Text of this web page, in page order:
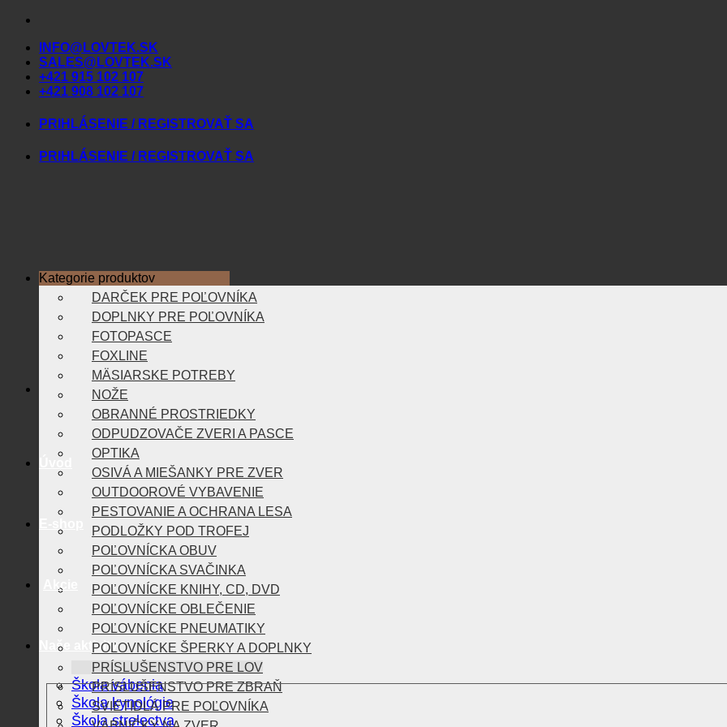
Skip
contentINFO@LOVTEK.SK
SALES@LOVTEK.SK
+421 915 102 107
+421 908 102 107
PRIHLÁSENIE / REGISTROVAŤ SA
PRIHLÁSENIE / REGISTROVAŤ SA
Akcie
Naše aktivity
Škola vábenia
Škola kynológie
Škola strelectva
Kategorie produktov
DARČEK PRE POĽOVNÍKA
DOPLNKY PRE POĽOVNÍKA
FOTOPASCE
FOXLINE
MÄSIARSKE POTREBY
NOŽE
OBRANNÉ PROSTRIEDKY
ODPUDZOVAČE ZVERI A PASCE
OPTIKA
OSIVÁ A MIEŠANKY PRE ZVER
OUTDOOROVÉ VYBAVENIE
PESTOVANIE A OCHRANA LESA
PODLOŽKY POD TROFEJ
POĽOVNÍCKA OBUV
POĽOVNÍCKA SVAČINKA
POĽOVNÍCKE KNIHY, CD, DVD
POĽOVNÍCKE OBLEČENIE
POĽOVNÍCKE PNEUMATIKY
POĽOVNÍCKE ŠPERKY A DOPLNKY
PRÍSLUŠENSTVO PRE LOV
PRÍSLUŠENSTVO PRE ZBRAŇ
SVIETIDLÁ PRE POĽOVNÍKA